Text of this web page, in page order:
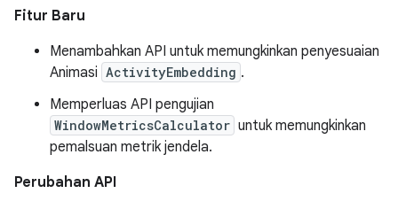
Fitur Baru
Menambahkan API untuk memungkinkan penyesuaian
Animasi ActivityEmbedding .
Memperluas API pengujian
WindowMetricsCalculator untuk memungkinkan
pemalsuan metrik jendela.
Perubahan API